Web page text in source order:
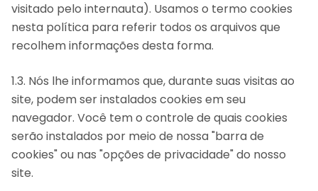
visitado pelo internauta). Usamos o termo cookies
nesta política para referir todos os arquivos que
recolhem informações desta forma.
1.3. Nós lhe informamos que, durante suas visitas ao
site, podem ser instalados cookies em seu
navegador. Você tem o controle de quais cookies
serão instalados por meio de nossa "barra de
cookies" ou nas "opções de privacidade" do nosso
site.